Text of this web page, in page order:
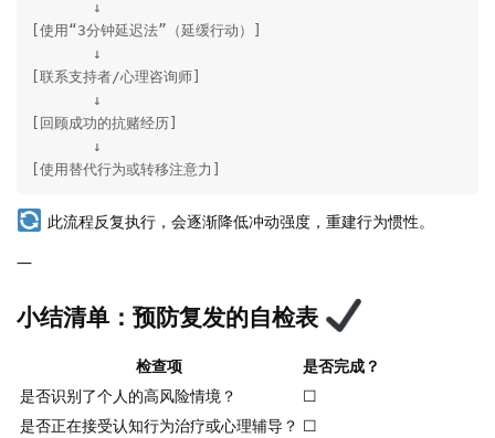
       ↓
[使用“3分钟延迟法”（延缓行动）]
       ↓
[联系支持者/心理咨询师]
       ↓
[回顾成功的抗赌经历]
       ↓
[使用替代行为或转移注意力]
此流程反复执行，会逐渐降低冲动强度，重建行为惯性。
—
小结清单：预防复发的自检表
检查项
是否完成？
是否识别了个人的高风险情境？
☐
是否正在接受认知行为治疗或心理辅导？ ☐